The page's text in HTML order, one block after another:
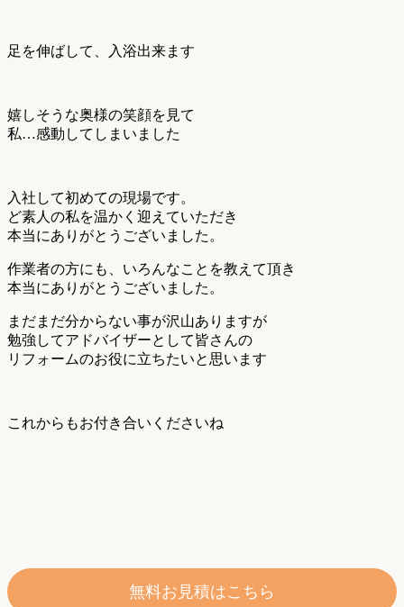
足を伸ばして、入浴出来ます
嬉しそうな奥様の笑顔を見て
私…感動してしまいました
入社して初めての現場です。
ど素人の私を温かく迎えていただき
本当にありがとうございました。
作業者の方にも、いろんなことを教えて頂き
本当にありがとうございました。
まだまだ分からない事が沢山ありますが
勉強してアドバイザーとして皆さんの
リフォームのお役に立ちたいと思います
これからもお付き合いくださいね
無料お見積はこちら